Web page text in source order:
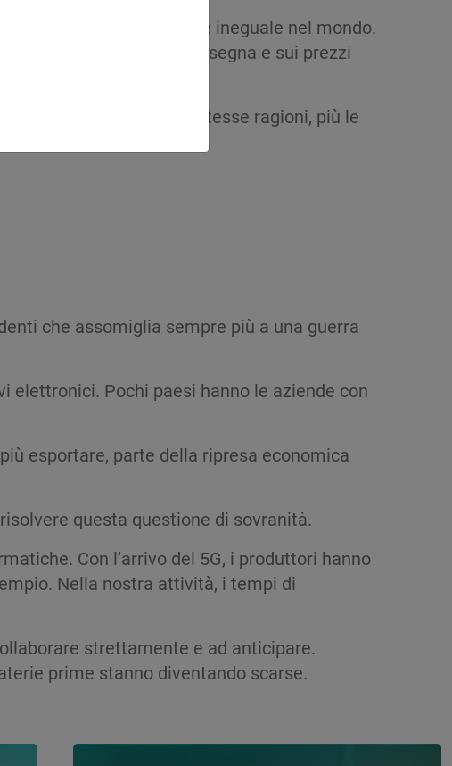
o la loro distribuzione ineguale nel mondo.
impatto sui tempi di consegna e sui prezzi
anch’essi colpiti per le stesse ragioni, più le
che assomiglia sempre più a una guerra
Pochi paesi hanno le aziende con
esportare, parte della ripresa economica
questa questione di sovranità.
Con l’arrivo del 5G, i produttori hanno
Nella nostra attività, i tempi di
strettamente e ad anticipare.
prime stanno diventando scarse.